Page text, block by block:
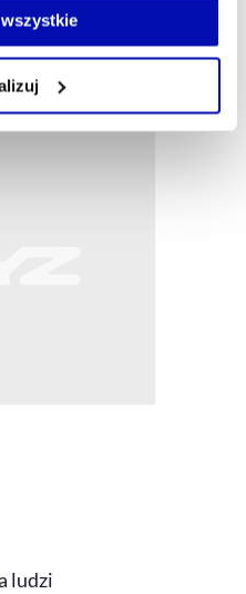
uprawnieniami, np. we
lub po wybraniu opcji
ludzi